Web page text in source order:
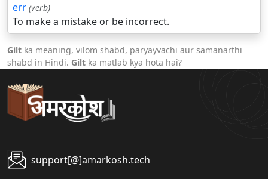
err (verb)
To make a mistake or be incorrect.
Gilt ka meaning, vilom shabd, paryayvachi aur samanarthi
shabd in Hindi. Gilt ka matlab kya hota hai?
support[@]amarkosh.tech